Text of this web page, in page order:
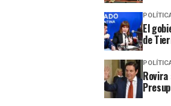
El
de